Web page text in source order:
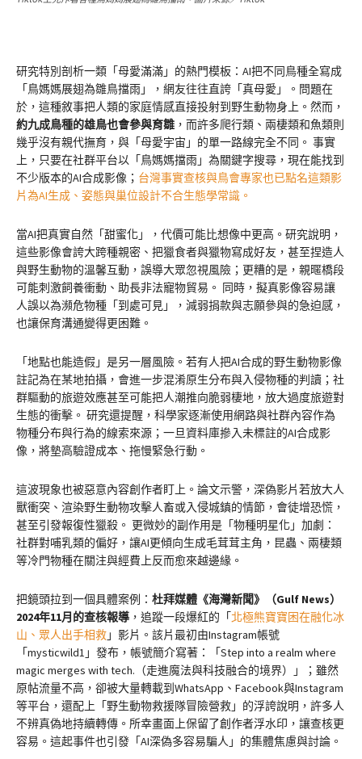
研究特別剖析一類「母愛滿滿」的熱門模板：AI把不同鳥種全寫成
「鳥媽媽展翅為雛鳥擋雨」，網友往往直誇「真母愛」。問題在
於，這種敘事把人類的家庭情感直接投射到野生動物身上。然而，
約九成鳥種的雄鳥也會參與育雛 ，而許多爬行類、兩棲類和魚類則
幾乎沒有親代撫育，與「母愛宇宙」的單一路線完全不同。 事實
上，只要在社群平台以「鳥媽媽擋雨」為關鍵字搜尋，現在能找到
不少版本的AI合成影像； 台灣事實查核與鳥會專家也已點名這類影
片為AI生成、姿態與巢位設計不合生態學常識。
當AI把真實自然「甜蜜化」，代價可能比想像中更高。研究說明，
這些影像會誇大跨種親密、把獵食者與獵物寫成好友，甚至捏造人
與野生動物的溫馨互動，誤導大眾忽視風險；更糟的是，親暱橋段
可能刺激飼養衝動、助長非法寵物貿易。 同時，擬真影像容易讓
人誤以為瀕危物種「到處可見」，減弱捐款與志願參與的急迫感，
也讓保育溝通變得更困難。
「地點也能造假」是另一層風險。若有人把AI合成的野生動物影像
註記為在某地拍攝，會進一步混淆原生分布與入侵物種的判讀；社
群驅動的旅遊效應甚至可能把人潮推向脆弱棲地，放大過度旅遊對
生態的衝擊。 研究還提醒，科學家逐漸使用網路與社群內容作為
物種分布與行為的線索來源；一旦資料庫摻入未標註的AI合成影
像，將墊高驗證成本、拖慢緊急行動。
這波現象也被惡意內容創作者盯上。論文示警，深偽影片若放大人
獸衝突、渲染野生動物攻擊人畜或入侵城鎮的情節，會徒增恐慌，
甚至引發報復性獵殺。 更微妙的副作用是「物種明星化」加劇：
社群對哺乳類的偏好，讓AI更傾向生成毛茸茸主角，昆蟲、兩棲類
等冷門物種在關注與經費上反而愈來越邊緣。
把鏡頭拉到一個具體案例： 杜拜媒體《海灣新聞》（Gulf News）
2024年11月的查核報導 ，追蹤一段爆紅的「北極熊寶寶困在融化冰
山、眾人出手相救」影片。該片最初由Instagram帳號
「mysticwild1」發布，帳號簡介寫著：「Step into a realm where
magic merges with tech.（走進魔法與科技融合的境界）」；雖然
原帖流量不高，卻被大量轉載到WhatsApp、Facebook與Instagram
等平台，還配上「野生動物救援隊冒險營救」的浮誇說明，許多人
不辨真偽地持續轉傳。所幸畫面上保留了創作者浮水印，讓查核更
容易。這起事件也引發「AI深偽多容易騙人」的集體焦慮與討論。